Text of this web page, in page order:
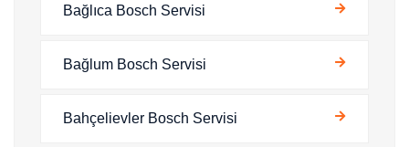
Bağlıca Bosch Servisi
Bağlum Bosch Servisi
Bahçelievler Bosch Servisi